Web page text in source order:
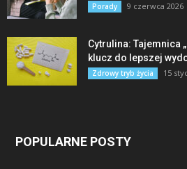
Porady 9 czerwca 2026
Cytrulina: Tajemnica
klucz do lepszej
Zdrowy tryb życia 15
POPULARNE POSTY